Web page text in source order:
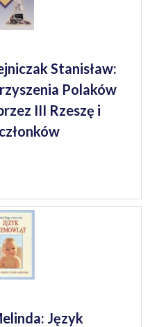
Stanisław:
Polaków
III Rzeszę i
Język